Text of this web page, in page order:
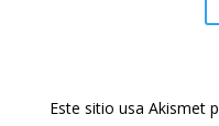
Este sitio usa Akismet